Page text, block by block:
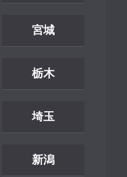
宮城
栃木
埼玉
新潟